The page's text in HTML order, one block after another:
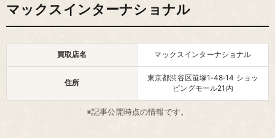
マックスインターナショナル
買取店名 マックスインターナショナル
住所
東京都渋谷区笹塚1‑48‑14 ショッ
ピングモール21内
※記事公開時点の情報です。